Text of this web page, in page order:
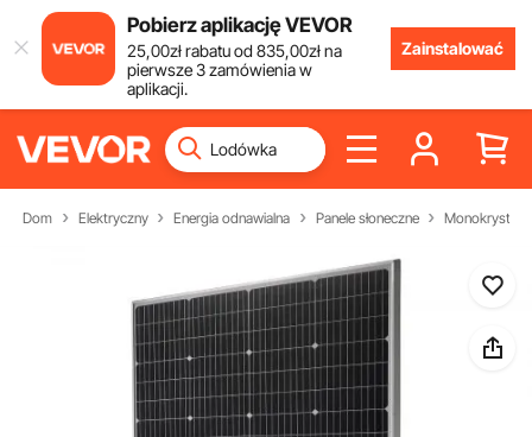
Pobierz aplikację VEVOR
25,00złrabatu od835,00złna
pierwsze 3 zamówienia w
aplikacji.
Zainstalować
Dom Elektryczny Energia odnawialna Panele słoneczne